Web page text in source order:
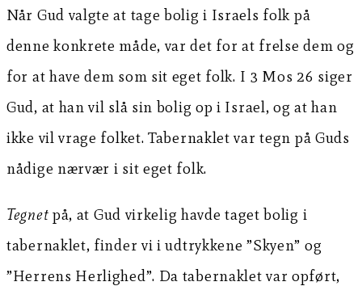
Når Gud valgte at tage bolig i Israels folk på
denne konkrete måde, var det for at frelse dem og
for at have dem som sit eget folk. I 3 Mos 26 siger
Gud, at han vil slå sin bolig op i Israel, og at han
ikke vil vrage folket. Tabernaklet var tegn på Guds
nådige nærvær i sit eget folk.
Tegnet på, at Gud virkelig havde taget bolig i
tabernaklet, finder vi i udtrykkene ”Skyen” og
”Herrens Herlighed”. Da tabernaklet var opført,